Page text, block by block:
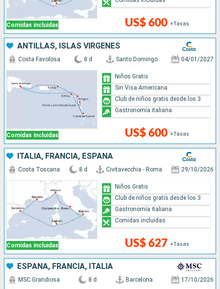
Comidas incluidas US$ 600 +Tasas
ANTILLAS, ISLAS VÍRGENES
Comidas incluidas
Costa Favolosa 8 d Santo Domingo 04/01/2027
US$ 600 +Tasas
Niños Gratis
Sin Visa Americana
Club de niños gratis desde los 3
Gastronomía italiana
ITALIA, FRANCIA, ESPAÑA
Comidas incluidas
Costa Toscana 8 d Civitavecchia - Roma 29/10/2026
US$ 627 +Tasas
Niños Gratis
Club de niños gratis desde los 3
Gastronomía italiana
Comidas incluidas
ESPAÑA, FRANCIA, ITALIA
MSC Grandiosa 8 d Barcelona 17/10/2026